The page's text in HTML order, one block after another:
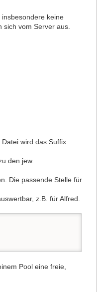
keine
vom Server aus.
Datei wird das Suffix
den jew.
Die passende Stelle für
z.B. für Alfred.
Pool eine freie,